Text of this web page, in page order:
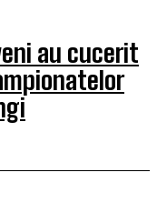
au cucerit